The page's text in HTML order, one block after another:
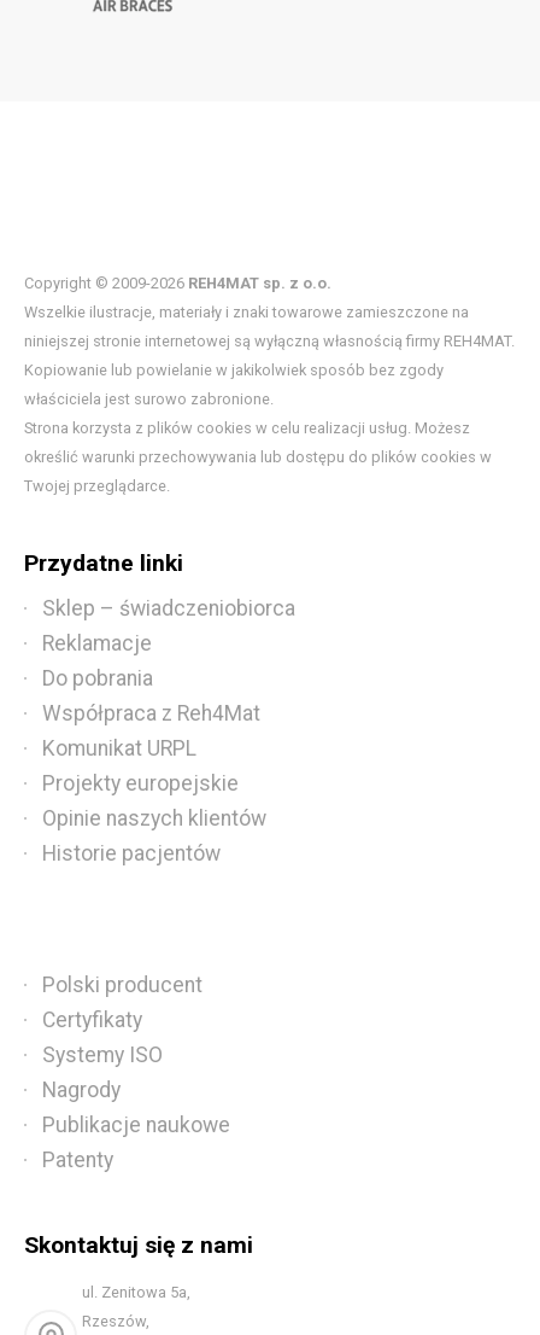
Copyright © 2009-2026 REH4MAT sp. z o.o.
Wszelkie ilustracje, materiały i znaki towarowe zamieszczone na
niniejszej stronie internetowej są wyłączną własnością firmy REH4MAT.
Kopiowanie lub powielanie w jakikolwiek sposób bez zgody
właściciela jest surowo zabronione.
Strona korzysta z plików cookies w celu realizacji usług. Możesz
określić warunki przechowywania lub dostępu do plików cookies w
Twojej przeglądarce.
Przydatne linki
Sklep – świadczeniobiorca
Reklamacje
Do pobrania
Współpraca z Reh4Mat
Komunikat URPL
Projekty europejskie
Opinie naszych klientów
Historie pacjentów
Polski producent
Certyfikaty
Systemy ISO
Nagrody
Publikacje naukowe
Patenty
Skontaktuj się z nami
ul. Zenitowa 5a,
Rzeszów,